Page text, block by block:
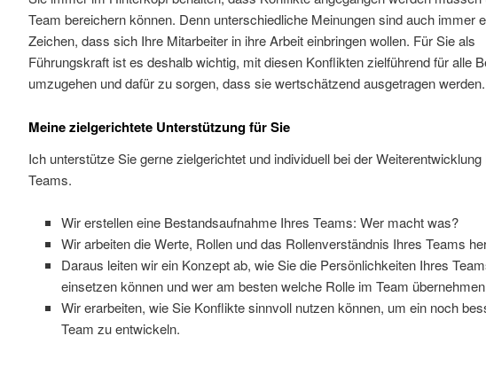
Team bereichern können. Denn unterschiedliche Meinungen sind auch immer
Zeichen, dass sich Ihre Mitarbeiter in ihre Arbeit einbringen wollen. Für Sie als
Führungskraft ist es deshalb wichtig, mit diesen Konflikten zielführend für alle
umzugehen und dafür zu sorgen, dass sie wertschätzend ausgetragen werden.
Meine zielgerichtete Unterstützung für Sie
Ich unterstütze Sie gerne zielgerichtet und individuell bei der Weiterentwicklung
Teams.
Wir erstellen eine Bestandsaufnahme Ihres Teams: Wer macht was?
Wir arbeiten die Werte, Rollen und das Rollenverständnis Ihres Teams
Daraus leiten wir ein Konzept ab, wie Sie die Persönlichkeiten Ihres
einsetzen können und wer am besten welche Rolle im Team
Wir erarbeiten, wie Sie Konflikte sinnvoll nutzen können, um ein noch
Team zu entwickeln.